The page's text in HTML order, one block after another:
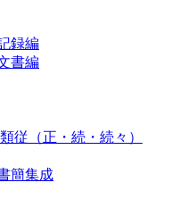
録編
書編
従（正・続・続々）
簡集成